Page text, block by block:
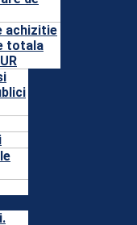
achizitie
totala